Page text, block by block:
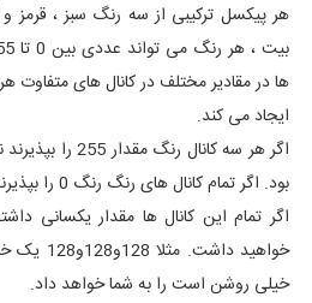
ها در مقادیر مختلف در کانال های متفاوت
ایجاد می کند.
اگر هر سه کانال
بود. اگر تمام کانال های رنگ رنگ 0 را بپذیرند نتیجه سیاه مطلق خواهد بود.
اگر تمام این کانال ها مقدار یکسانی
خواهید
خیلی روشن است را به شما خواهد داد.